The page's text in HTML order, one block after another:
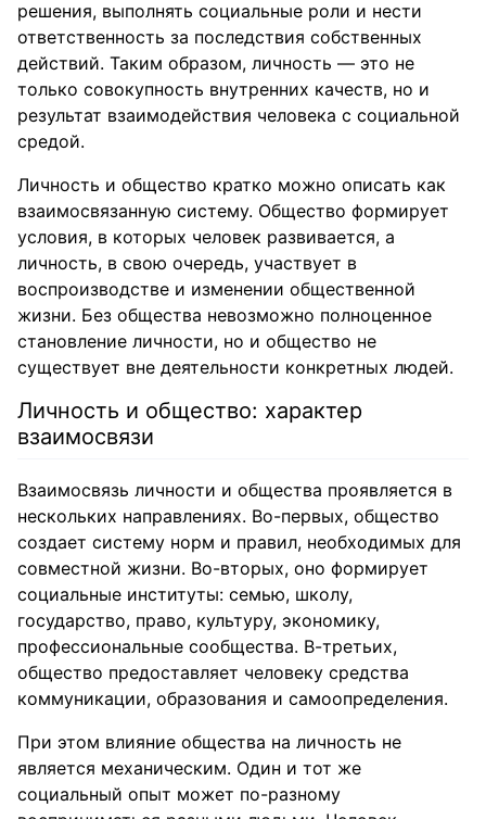
решения, выполнять социальные роли и нести
ответственность за последствия собственных
действий. Таким образом, личность — это не
только совокупность внутренних качеств, но и
результат взаимодействия человека с социальной
средой.
Личность и общество кратко можно описать как
взаимосвязанную систему. Общество формирует
условия, в которых человек развивается, а
личность, в свою очередь, участвует в
воспроизводстве и изменении общественной
жизни. Без общества невозможно полноценное
становление личности, но и общество не
существует вне деятельности конкретных людей.
Личность и общество: характер
взаимосвязи
Взаимосвязь личности и общества проявляется в
нескольких направлениях. Во-первых, общество
создает систему норм и правил, необходимых для
совместной жизни. Во-вторых, оно формирует
социальные институты: семью, школу,
государство, право, культуру, экономику,
профессиональные сообщества. В-третьих,
общество предоставляет человеку средства
коммуникации, образования и самоопределения.
При этом влияние общества на личность не
является механическим. Один и тот же
социальный опыт может по-разному